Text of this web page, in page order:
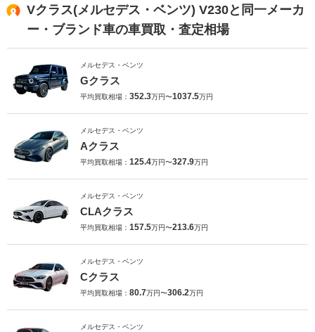
Vクラス(メルセデス・ベンツ) V230と同一メーカ
ー・ブランド車の車買取・査定相場
メルセデス・ベンツ
Gクラス
平均買取相場： 352.3万円〜1037.5万円
メルセデス・ベンツ
Aクラス
平均買取相場： 125.4万円〜327.9万円
メルセデス・ベンツ
CLAクラス
平均買取相場： 157.5万円〜213.6万円
メルセデス・ベンツ
Cクラス
平均買取相場： 80.7万円〜306.2万円
メルセデス・ベンツ